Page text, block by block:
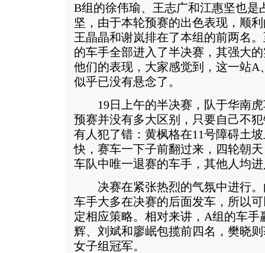
B组的徐伟瑜、王志广和江惠坚也是
坚，由于本轮预赛的出色表现，顺
王晶晶和谢岚排在了本组的前两名
的车手全部进入了半决赛，其强大
他们的表现，大家感觉到，这一站A
似乎已没有悬念了。
19日上午的半决赛，队于华南虎
预赛并没有多大区别，只要自己不
有人犯了错：黄枫格在11号障碍土
快，赛车一下子前翻过来，四轮朝
车队中唯一退赛的车手，其他人均
决赛在紧张热烈的气氛中进行。
车手大多在决赛的后面发车，所以
定相应策略。相对来讲，A组的车
辉、刘斌和廖岷包揽前四名，樊晓
女子组冠军。